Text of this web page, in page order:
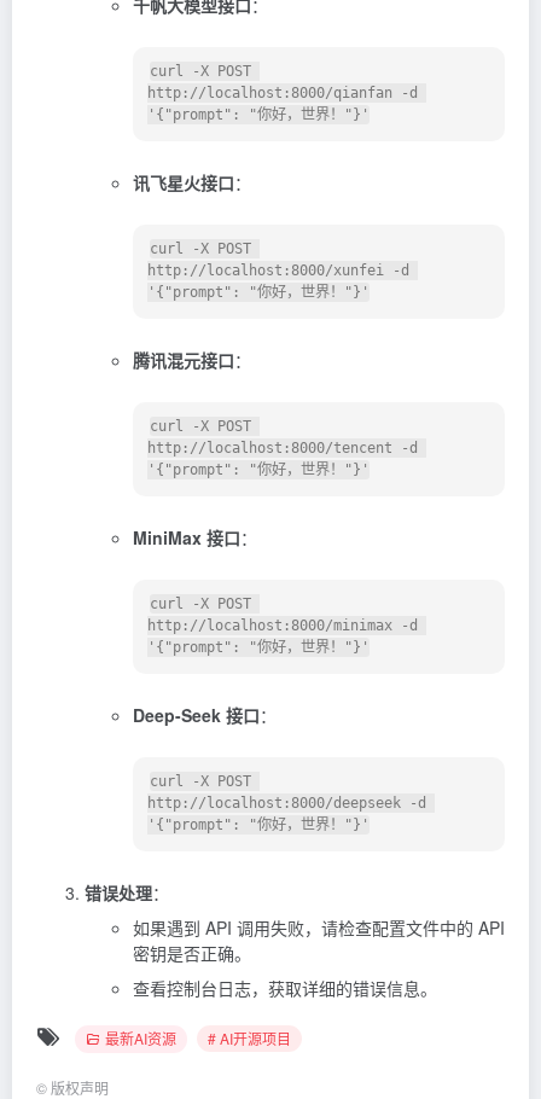
curl -X POST
'{"prompt": "你好，世界！"}'
讯飞星火接口：
curl -X POST
'{"prompt": "你好，世界！"}'
腾讯混元接口：
curl -X POST
'{"prompt": "你好，世界！"}'
MiniMax 接口：
curl -X POST
'{"prompt": "你好，世界！"}'
Deep-Seek 接口：
curl -X POST
'{"prompt": "你好，世界！"}'
错误处理：
如果遇到 API 调用失败，请检查配置文件中的 API
密钥是否正确。
查看控制台日志，获取详细的错误信息。
最新AI资源 # AI开源项目
© 版权声明